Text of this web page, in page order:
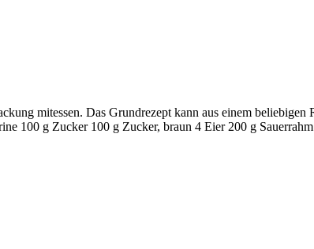
mitessen. Das Grundrezept kann aus einem
100 g Zucker 100 g Zucker, braun 4 Eier 200 g